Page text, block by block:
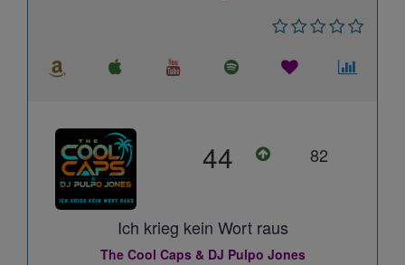
44 82
Ich krieg kein Wort raus
The Cool Caps & DJ Pulpo Jones